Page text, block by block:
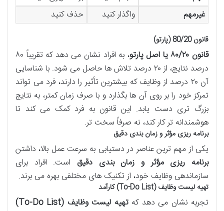
غیرمهم
واگذار کنید حذف کنید
قانون 80/20 (پارتو)
قانون ۸۰/۲۰ یا اصل پارتو
، به افراد نشان می دهد که تقریباً ۸۰
درصد نتایج، از ۲۰ درصد تلاش ها حاصل می شود. با شناسایی
آن ۲۰ درصد از وظایف که بیشترین تأثیر را دارند، فرد می تواند
تمرکز خود را بر روی آن ها بگذارد و با صرف زمان کمتر، به نتایج
بزرگ تری دست یابد. این قانون به فرد کمک می کند تا
هوشمندانه تر کار کند، نه صرفاً سخت تر.
برنامه ریزی مؤثر و زمان بندی دقیق
یکی از مهم ترین عناصر در دستیابی به سرعت عمل بالا، داشتن
برنامه ریزی مؤثر و زمان بندی دقیق است. افراد برای
سازماندهی وظایف خود، از تکنیک های مختلفی بهره می برند.
تهیه لیست وظایف (To-Do List) کارآمد
تجربه نشان می دهد که
تهیه لیست وظایف (To-Do List)